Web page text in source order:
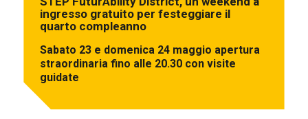
ingresso gratuito per festeggiare il
quarto compleanno
Sabato 23 e domenica 24 maggio apertura
straordinaria fino alle 20.30 con visite
guidate